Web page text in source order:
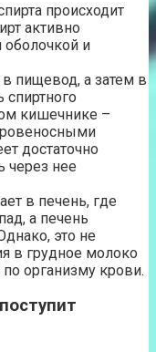
происходит
активно
оболочкой и
в пищевод, а затем в
кишечнике –
достаточно
через нее
в печень, где
а печень
это не
в грудное молоко
организму крови.